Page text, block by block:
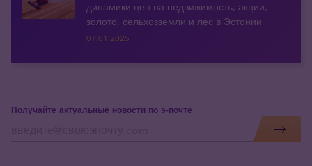
динамики цен на недвижимость, акции,
золото, сельхозземли и лес в Эстонии
07.01.2025
Получайте актуальные новости по э-почте